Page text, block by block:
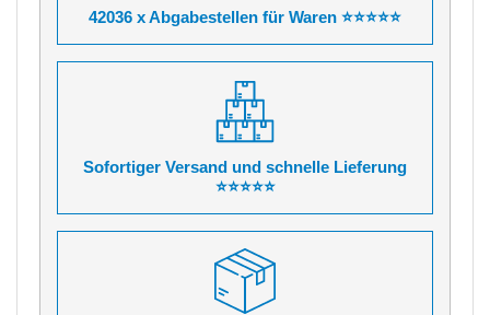
42036 x Abgabestellen für Waren ⭐⭐⭐⭐⭐
Sofortiger Versand und schnelle Lieferung
⭐⭐⭐⭐⭐